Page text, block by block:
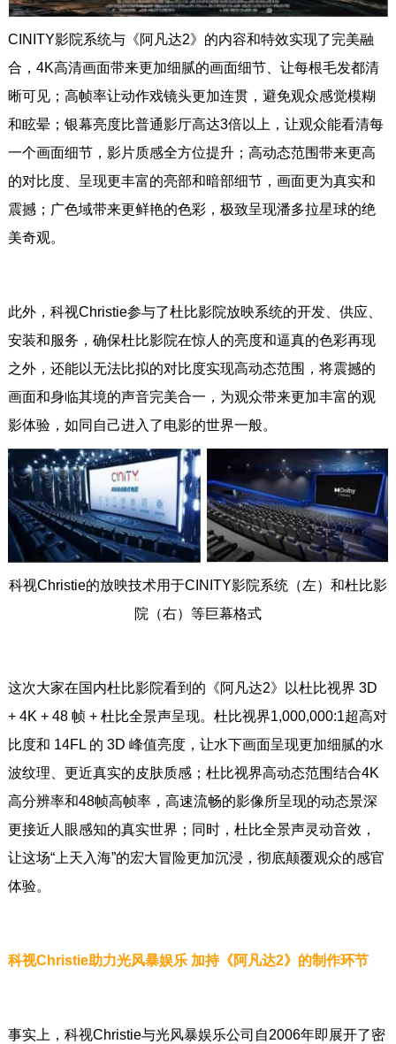
CINITY影院系统与《阿凡达2》的内容和特效实现了完美融
合，4K高清画面带来更加细腻的画面细节、让每根毛发都清
晰可见；高帧率让动作戏镜头更加连贯，避免观众感觉模糊
和眩晕；银幕亮度比普通影厅高达3倍以上，让观众能看清每
一个画面细节，影片质感全方位提升；高动态范围带来更高
的对比度、呈现更丰富的亮部和暗部细节，画面更为真实和
震撼；广色域带来更鲜艳的色彩，极致呈现潘多拉星球的绝
美奇观。
此外，科视Christie参与了杜比影院放映系统的开发、供应、
安装和服务，确保杜比影院在惊人的亮度和逼真的色彩再现
之外，还能以无法比拟的对比度实现高动态范围，将震撼的
画面和身临其境的声音完美合一，为观众带来更加丰富的观
影体验，如同自己进入了电影的世界一般。
科视Christie的放映技术用于CINITY影院系统（左）和杜比影
院（右）等巨幕格式
这次大家在国内杜比影院看到的《阿凡达2》以杜比视界 3D
+ 4K + 48 帧 + 杜比全景声呈现。杜比视界1,000,000:1超高对
比度和 14FL 的 3D 峰值亮度，让水下画面呈现更加细腻的水
波纹理、更近真实的皮肤质感；杜比视界高动态范围结合4K
高分辨率和48帧高帧率，高速流畅的影像所呈现的动态景深
更接近人眼感知的真实世界；同时，杜比全景声灵动音效，
让这场“上天入海”的宏大冒险更加沉浸，彻底颠覆观众的感官
体验。
科视Christie助力光风暴娱乐 加持《阿凡达2》的制作环节
事实上，科视Christie与光风暴娱乐公司自2006年即展开了密